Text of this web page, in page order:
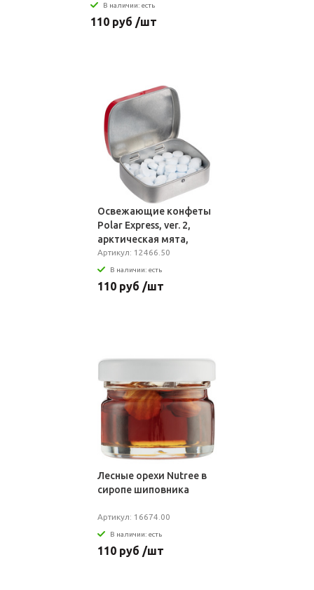
В наличии: есть
110 руб /шт
Освежающие конфеты
Polar Express, ver. 2,
арктическая мята,
красный
Артикул: 12466.50
В наличии: есть
110 руб /шт
Лесные орехи Nutree в
сиропе шиповника
Артикул: 16674.00
В наличии: есть
110 руб /шт